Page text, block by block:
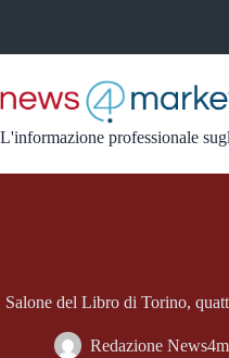
L'informazione professionale
Salone del Libro di Torino,
Redazione